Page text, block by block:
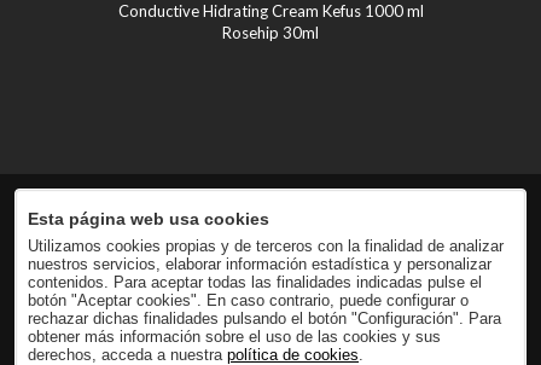
Conductive Hidrating Cream Kefus 1000 ml
Rosehip 30ml
Esta página web usa cookies
Utilizamos cookies propias y de terceros con la finalidad de analizar
nuestros servicios, elaborar información estadística y personalizar
contenidos. Para aceptar todas las finalidades indicadas pulse el
botón "Aceptar cookies". En caso contrario, puede configurar o
rechazar dichas finalidades pulsando el botón "Configuración". Para
obtener más información sobre el uso de las cookies y sus
derechos, acceda a nuestra política de cookies.